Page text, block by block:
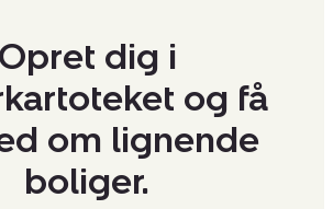
Opret dig i
og få
om lignende
boliger.